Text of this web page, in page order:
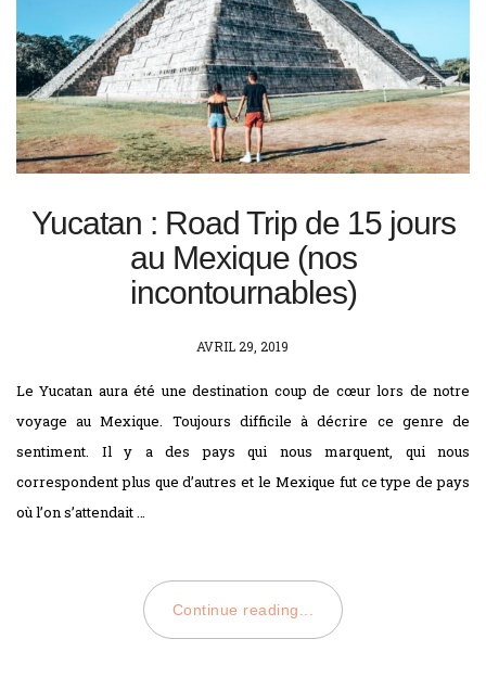
Yucatan : Road Trip de 15 jours
au Mexique (nos
incontournables)
POSTED
AVRIL 29, 2019
Le Yucatan aura été une destination coup de cœur lors de notre
voyage au Mexique. Toujours difficile à décrire ce genre de
sentiment. Il y a des pays qui nous marquent, qui nous
correspondent plus que d’autres et le Mexique fut ce type de pays
où l’on s’attendait …
Continue reading...